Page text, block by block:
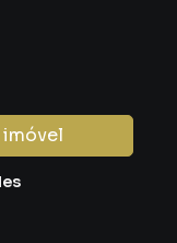
imóvel